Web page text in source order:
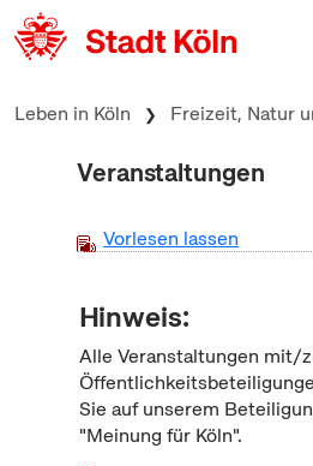
zum Inhalt springen
Leben in Köln Freizeit, Natur
Veranstaltungen
Vorlesen lassen
Hinweis:
Alle Veranstaltungen mit/
Sie auf unserem
"Meinung für Köln".